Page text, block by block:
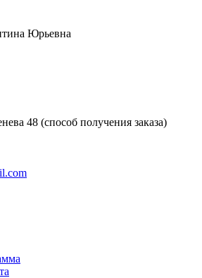
Юрьевна
48 (способ получения заказа)